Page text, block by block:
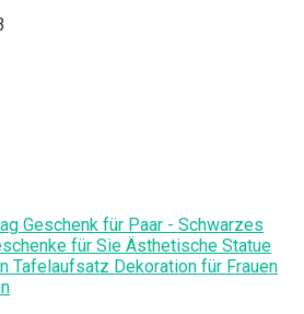
Geschenk für Paar - Schwarzes
für Sie Ästhetische Statue
Tafelaufsatz Dekoration für Frauen